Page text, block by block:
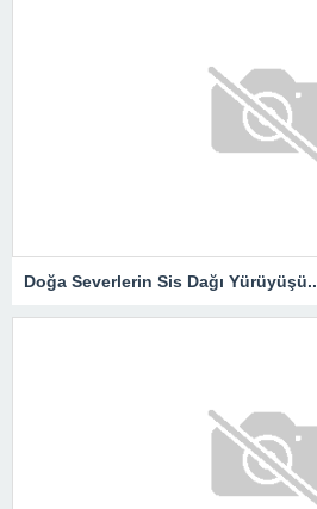
Doğa Severlerin Sis Dağı Yürüyüşü..